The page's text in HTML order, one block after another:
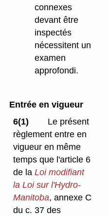
connexes
devant être
inspectés
nécessitent un
examen
approfondi.
Entrée en vigueur
6(1)
Le présent
règlement entre en
vigueur en même
temps que l'article 6
de laLoi modifiant
la Loi sur l'Hydro-
Manitoba, annexe C
du c. 37 des